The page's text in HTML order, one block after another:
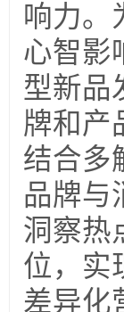
响力。
心智影
型新品
牌和产
结合多
品牌与
洞察热
位，实
差异化